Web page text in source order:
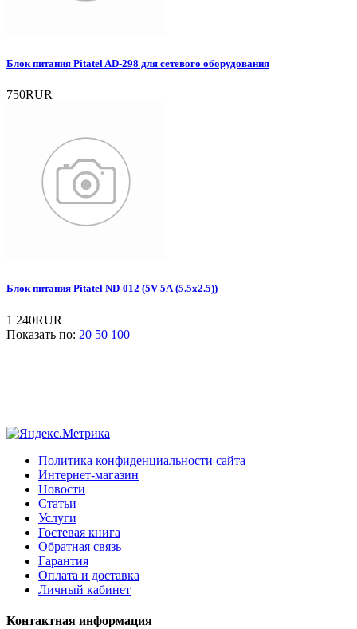
Блок питания Pitatel AD-298 для сетевого оборудования
750RUR
Блок питания Pitatel ND-012 (5V 5A (5.5x2.5))
1 240RUR
Показать по: 20 50 100
Политика конфиденциальности сайта
Интернет-магазин
Новости
Статьи
Услуги
Гостевая книга
Обратная связь
Гарантия
Оплата и доставка
Личный кабинет
Контактная информация